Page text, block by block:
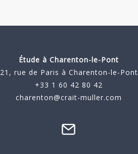
Étude àCharenton-le-Pont
21, rue de Paris à Charenton-le-Pont
+33 1 60 42 80 42
charenton@crait-muller.com